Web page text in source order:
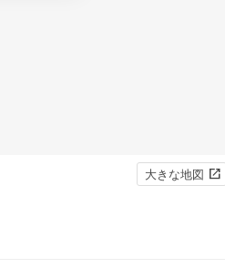
大きな地図